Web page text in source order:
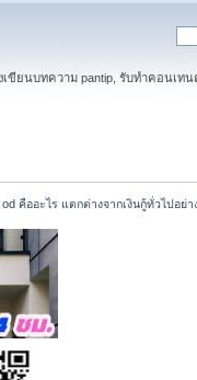
ขียนบทความ pantip, รับทำคอนเท
คืออะไร แตกต่างจากเงินกู้ทั่วไปอย่า